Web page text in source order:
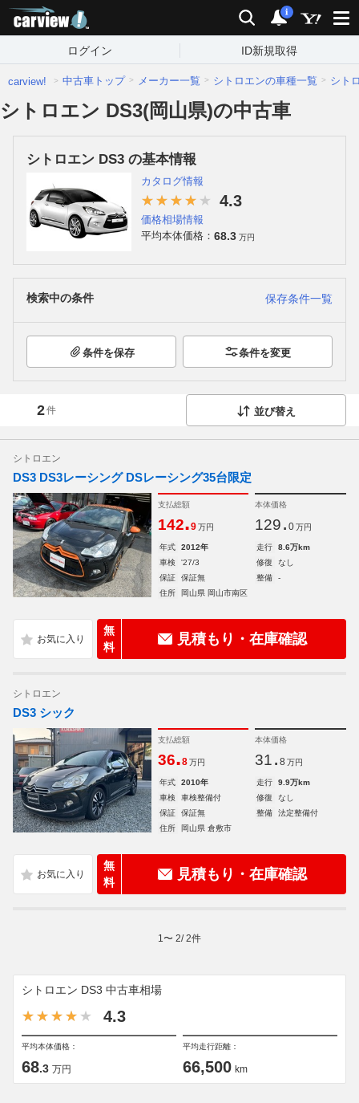
検索 通知
i
ログイン ID新規取得
carview! 中古車トップ メーカー一覧 シトロエンの車種一覧 シト
シトロエン DS3(岡山県)の中古車
シトロエン DS3 の基本情報
カタログ情報
4.3
価格相場情報
平均本体価格： 68.3 万円
検索中の条件 保存条件一覧
条件を保存 条件を変更
2件 並び替え
シトロエン
DS3 DS3レーシング DSレーシング35台限定
支払総額
142.9 万円
本体価格
129. 0 万円
年式 2012年 走行
8.6万km
車検
'27/3 修復
なし
保証
保証無 整備
-
住所
岡山県 岡山市南区
無
料
見積もり・在庫確認
シトロエン
DS3 シック
支払総額
36.8 万円
本体価格
31. 8 万円
年式 2010年 走行
9.9万km
車検
車検整備付 修復
なし
保証
保証無 整備
法定整備付
住所
岡山県 倉敷市
無
料
見積もり・在庫確認
1 〜 2/2件
シトロエン DS3 中古車相場
4.3
平均本体価格：
68.3 万円
平均走行距離：
66,500 km